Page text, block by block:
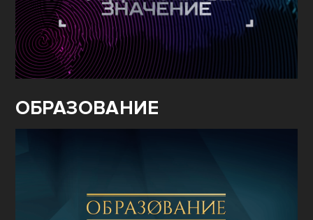
ОБРАЗОВАНИЕ